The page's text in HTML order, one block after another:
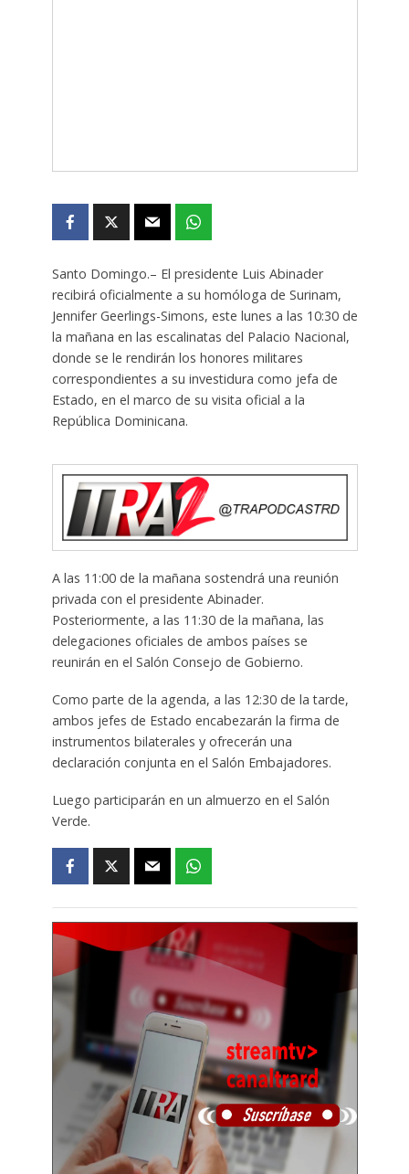
Santo Domingo.– El presidente Luis Abinader
recibirá oficialmente a su homóloga de Surinam,
Jennifer Geerlings-Simons, este lunes a las 10:30 de
la mañana en las escalinatas del Palacio Nacional,
donde se le rendirán los honores militares
correspondientes a su investidura como jefa de
Estado, en el marco de su visita oficial a la
República Dominicana.
A las 11:00 de la mañana sostendrá una reunión
privada con el presidente Abinader.
Posteriormente, a las 11:30 de la mañana, las
delegaciones oficiales de ambos países se
reunirán en el Salón Consejo de Gobierno.
Como parte de la agenda, a las 12:30 de la tarde,
ambos jefes de Estado encabezarán la firma de
instrumentos bilaterales y ofrecerán una
declaración conjunta en el Salón Embajadores.
Luego participarán en un almuerzo en el Salón
Verde.